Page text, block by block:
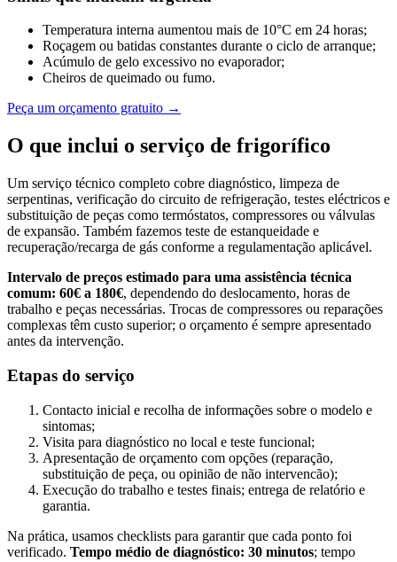
Temperatura interna aumentou mais de 10°C em 24 horas;
Roçagem ou batidas constantes durante o ciclo de arranque;
Acúmulo de gelo excessivo no evaporador;
Cheiros de queimado ou fumo.
Peça um orçamento gratuito →
O que inclui o serviço de frigorífico
Um serviço técnico completo cobre diagnóstico, limpeza de
serpentinas, verificação do circuito de refrigeração, testes eléctricos e
substituição de peças como termóstatos, compressores ou válvulas
de expansão. Também fazemos teste de estanqueidade e
recuperação/recarga de gás conforme a regulamentação aplicável.
Intervalo de preços estimado para uma assistência técnica
comum: 60€ a 180€, dependendo do deslocamento, horas de
trabalho e peças necessárias. Trocas de compressores ou reparações
complexas têm custo superior; o orçamento é sempre apresentado
antes da intervenção.
Etapas do serviço
Contacto inicial e recolha de informações sobre o modelo e
sintomas;
Visita para diagnóstico no local e teste funcional;
Apresentação de orçamento com opções (reparação,
substituição de peça, ou opinião de não intervencão);
Execução do trabalho e testes finais; entrega de relatório e
garantia.
Na prática, usamos checklists para garantir que cada ponto foi
verificado. Tempo médio de diagnóstico: 30 minutos; tempo